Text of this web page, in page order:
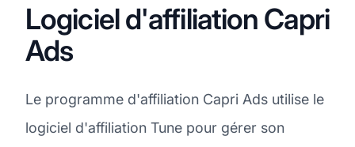
Logiciel d'affiliation Capri
Ads
Le programme d'affiliation Capri Ads utilise le
logiciel d'affiliation Tune pour gérer son